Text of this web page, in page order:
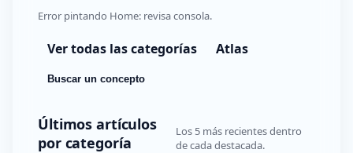
Error pintando Home: revisa consola.
Ver todas las categorías Atlas
Buscar un concepto
Últimos artículos
por categoría
Los 5 más recientes dentro
de cada destacada.